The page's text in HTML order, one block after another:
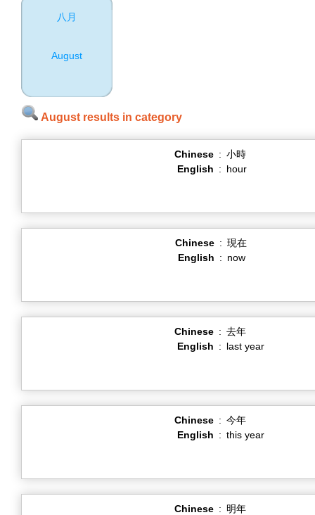
八月
August
August results in category
Chinese : 小時
English : hour
Chinese : 現在
English : now
Chinese : 去年
English : last year
Chinese : 今年
English : this year
Chinese : 明年